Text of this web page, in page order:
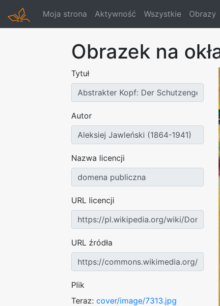
Moja strona Aktywność Wszystkie Obrazy
Obrazek na
Tytuł
Autor
Nazwa licencji
URL licencji
URL źródła
Plik
Teraz: cover/image/7313.jpg